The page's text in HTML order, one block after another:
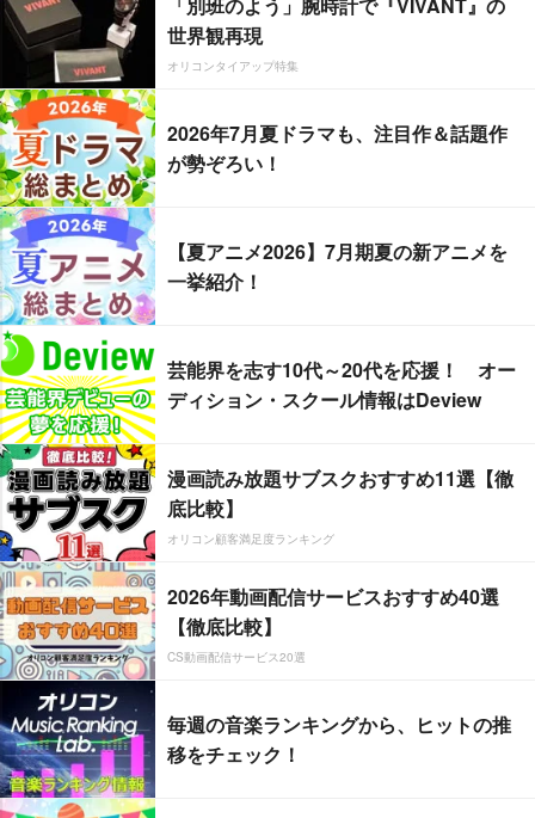
「別班のよう」腕時計で『VIVANT』の
世界観再現
オリコンタイアップ特集
2026年7月夏ドラマも、注目作＆話題作
が勢ぞろい！
【夏アニメ2026】7月期夏の新アニメを
一挙紹介！
芸能界を志す10代～20代を応援！ オー
ディション・スクール情報はDeview
漫画読み放題サブスクおすすめ11選【徹
底比較】
オリコン顧客満足度ランキング
2026年動画配信サービスおすすめ40選
【徹底比較】
CS動画配信サービス20選
毎週の音楽ランキングから、ヒットの推
移をチェック！